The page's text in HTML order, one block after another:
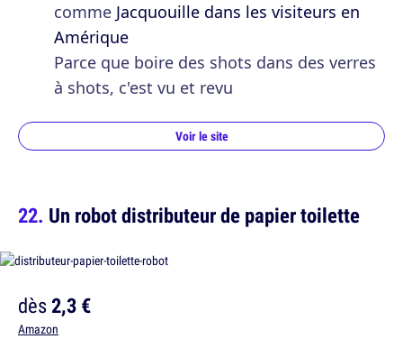
comme Jacquouille dans les visiteurs en
Amérique
Parce que boire des shots dans des verres
à shots, c'est vu et revu
Voir le site
Un robot distributeur de papier toilette
dès2,3 €
Amazon